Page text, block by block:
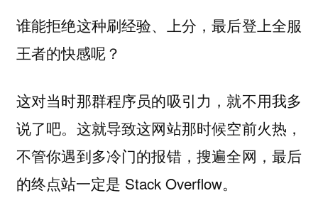
谁能拒绝这种刷经验、上分，最后登上全服
王者的快感呢？
这对当时那群程序员的吸引力，就不用我多
说了吧。这就导致这网站那时候空前火热，
不管你遇到多冷门的报错，搜遍全网，最后
的终点站一定是 Stack Overflow。